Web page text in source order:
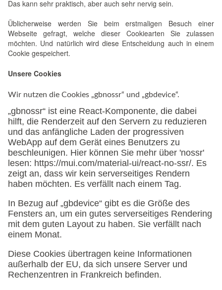
Das kann sehr praktisch, aber auch sehr nervig sein.
Üblicherweise werden Sie beim erstmaligen Besuch einer
Webseite gefragt, welche dieser Cookiearten Sie zulassen
möchten. Und natürlich wird diese Entscheidung auch in einem
Cookie gespeichert.
Unsere Cookies
Wir nutzen die Cookies „gbnossr“ und „gbdevice“.
„gbnossr“ ist eine React-Komponente, die dabei
hilft, die Renderzeit auf den Servern zu reduzieren
und das anfängliche Laden der progressiven
WebApp auf dem Gerät eines Benutzers zu
beschleunigen. Hier können Sie mehr über 'nossr'
lesen: https://mui.com/material-ui/react-no-ssr/. Es
zeigt an, dass wir kein serverseitiges Rendern
haben möchten. Es verfällt nach einem Tag.
In Bezug auf „gbdevice“ gibt es die Größe des
Fensters an, um ein gutes serverseitiges Rendering
mit dem guten Layout zu haben. Sie verfällt nach
einem Monat.
Diese Cookies übertragen keine Informationen
außerhalb der EU, da sich unsere Server und
Rechenzentren in Frankreich befinden.